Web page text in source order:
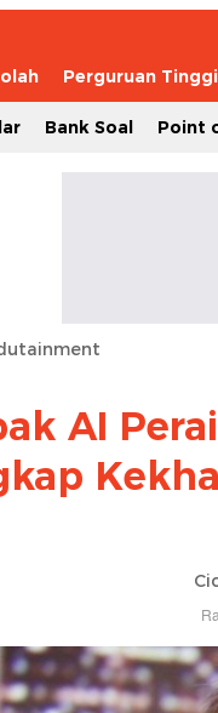
Perguruan Tinggi
Bank Soal Point
AI